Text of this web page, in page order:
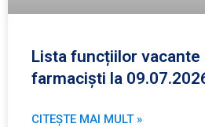
Lista funcțiilor vacante
farmaciști la
CITEȘTE MAI MULT »